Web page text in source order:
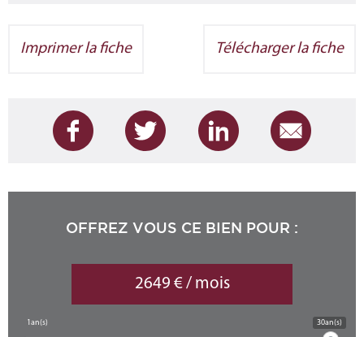
Imprimer la fiche Télécharger la fiche
OFFREZ VOUS CE BIEN POUR :
2649 € / mois
1an(s) 30an(s)